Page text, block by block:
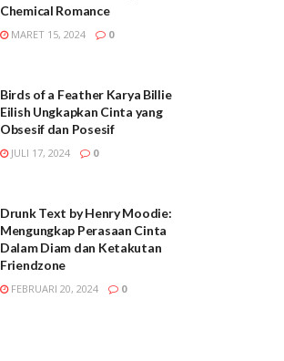
Chemical Romance
MARET 15, 2024 0
Birds of a Feather Karya Billie
Eilish Ungkapkan Cinta yang
Obsesif dan Posesif
JULI 17, 2024 0
Drunk Text by Henry Moodie:
Mengungkap Perasaan Cinta
Dalam Diam dan Ketakutan
Friendzone
FEBRUARI 20, 2024 0